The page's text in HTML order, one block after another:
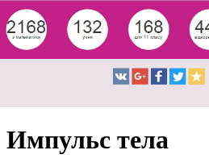
Импульс тела